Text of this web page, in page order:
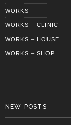
WORKS
WORKS – CLINIC
WORKS – HOUSE
WORKS – SHOP
NEW POSTS